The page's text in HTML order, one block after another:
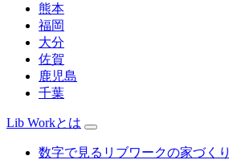
熊本
福岡
大分
佐賀
鹿児島
千葉
Lib Workとは
数字で見るリブワークの家づくり